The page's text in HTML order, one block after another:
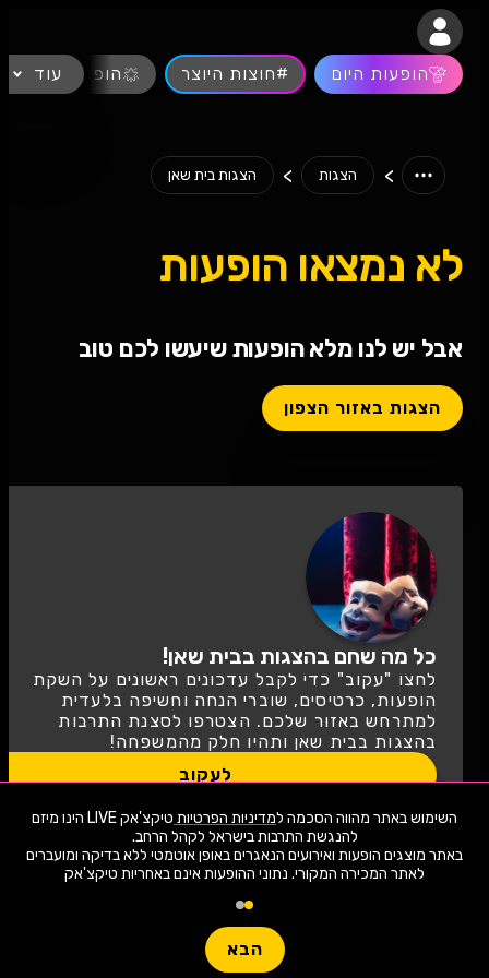
השימוש באתר מהווה הסכמה למדיניות הפרטיות
טיקצ'אק LIVE הינו מיזם
באתר מוצגים הופעות ואירועים הנאגרים באופן אוטמטי ללא בדיקה ומועברים
לאתר המכירה המקורי. נתוני ההופעות אינם באחריות טיקצ'אק
הבא
חפשו הופעה
הופעות היום #חוצות היוצר הופעות חיות
עוד
> הצגות > הצגות בית שאן
לא נמצאו הופעות
אבל יש לנו מלא הופעות שיעשו לכם טוב
הצגות באזור הצפון
כל מה שחם בהצגות בבית שאן!
לחצו "עקוב" כדי לקבל עדכונים ראשונים על השקת
הופעות, כרטיסים, שוברי הנחה וחשיפה בלעדית
למתרחש באזור שלכם. הצטרפו לסצנת התרבות
בהצגות בבית שאן ותהיו חלק מהמשפחה!
לעקוב
שימו -💓- נתוני ההופעות המוצגים עודכנו על ידי בינה מלאכותית מאתר המכירה
המקורי. יתכנו טעויות ושינויים.
טיקצ'אק LIVE לא מוכרת כרטיסים למופע זה ולא לוקחת אחריות על
יש לבדוק היטב באתר המכירה בפועל לפני הרכישה!
פופולריים השבוע